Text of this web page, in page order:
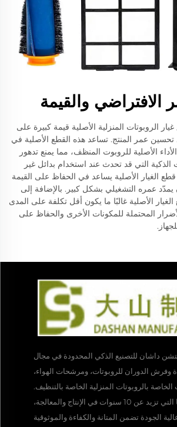
الافتراضي والقيمة
الروبوتات المنزلية الأصلية قيمة كبيرة على
عمر المنتج. تساعد هذه القطع الأصلية في
الأصلية للروبوت المنظف، مما يمنع تدهور
الذكية التي قد تحدث عند استخدام بدائل غير
الغيار الأصلية يساعد في الحفاظ على القيمة
يمدّد عمره التشغيلي بشكل كبير. بالإضافة إلى
الأصلية غالبًا ما يكون أقل تكلفة على المدى
المحتملة للمكونات الأخرى والحفاظ على
داشان للتصنيع الذكي المحدودة في مجال
وفرش الدوران للروبوتات، ومرشحات الهواء،
بالروبوتات المنزلية الخاصة بالتنظيف.
وبفضل خبرتنا التي تزيد عن 10 سنوات في الإنتاج والمعالجة،
الجودة تضمن المتانة والكفاءة والموثوقية